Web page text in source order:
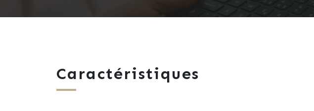
Caractéristiques